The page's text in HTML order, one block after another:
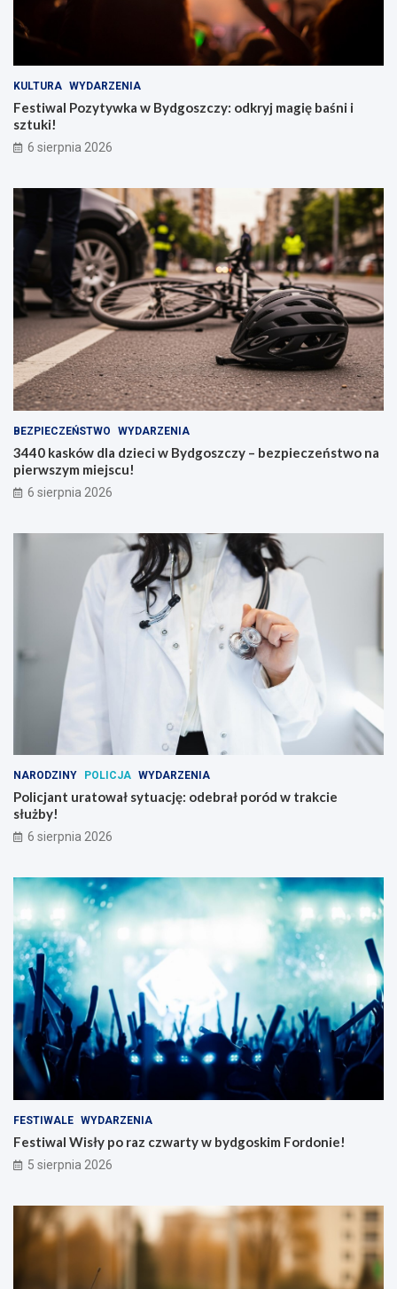
KULTURA WYDARZENIA
Festiwal Pozytywka w Bydgoszczy: odkryj magię baśni i
sztuki!
6 sierpnia 2026
BEZPIECZEŃSTWO WYDARZENIA
3440 kasków dla dzieci w Bydgoszczy – bezpieczeństwo na
pierwszym miejscu!
6 sierpnia 2026
NARODZINY POLICJA WYDARZENIA
Policjant uratował sytuację: odebrał poród w trakcie
służby!
6 sierpnia 2026
FESTIWALE WYDARZENIA
Festiwal Wisły po raz czwarty w bydgoskim Fordonie!
5 sierpnia 2026